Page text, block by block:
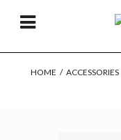
HOME / ACCESSORIES